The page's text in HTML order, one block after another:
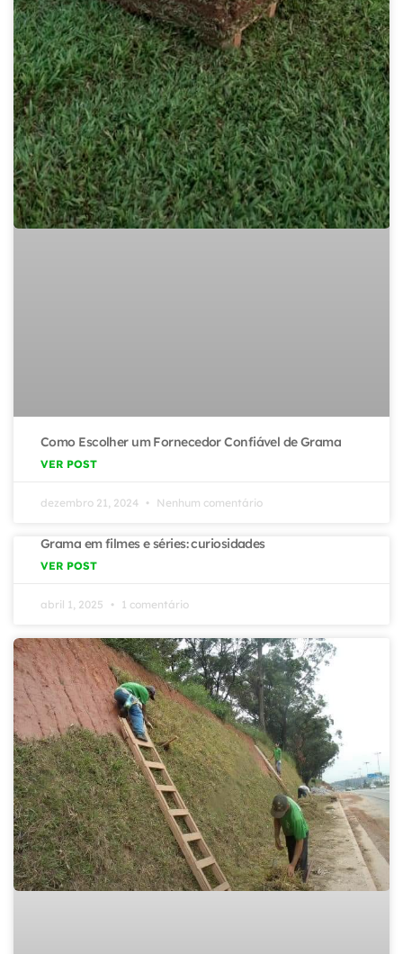
Como Escolher um Fornecedor Confiável de Grama
VER POST
dezembro 21, 2024 Nenhum comentário
Grama em filmes e séries: curiosidades
VER POST
abril 1, 2025 1 comentário